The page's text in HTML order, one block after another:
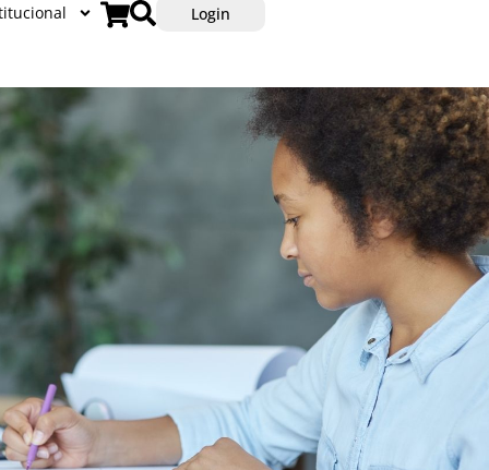
Login